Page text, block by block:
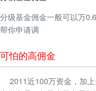
分级基金佣金一般可以万
帮你申请调
可怕的高佣金
2011近100万资金，加